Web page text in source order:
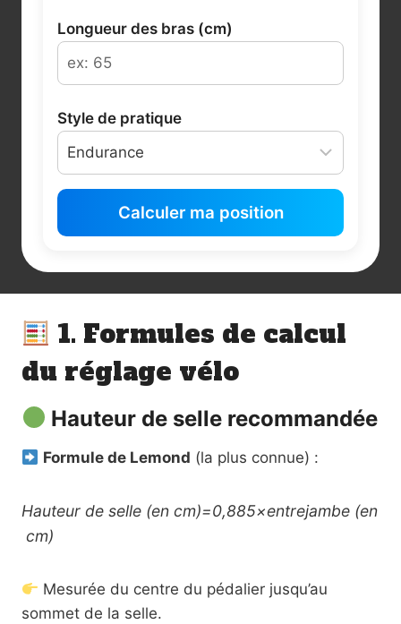
Longueur des bras (cm)
Style de pratique
Calculer ma position
1. Formules de calcul
du réglage vélo
Hauteur de selle recommandée
Formule de Lemond (la plus connue) :
Hauteur de selle (en cm)=0,885×entrejambe (en
cm)
Mesurée du centre du pédalier jusqu’au
sommet de la selle.